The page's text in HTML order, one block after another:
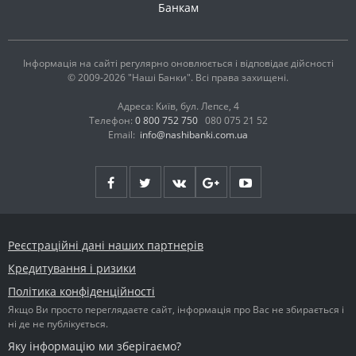
Банкам
Інформація на сайті регулярно оновлюється і відповідає дійсності
© 2009-2026 "Наші Банки". Всі права захищені.
Адреса: Київ, бул. Лепсе, 4
Телефон: 0 800 752 750 080 075 21 52
Email: info@nashibanki.com.ua
Реєстраційні дані наших партнерів
Кредитування і ризики
Політика конфіденційності
Якщо Ви просто переглядаєте сайт, інформація про Вас не збирається і
ні де не публікується.
Яку інформацію ми зберігаємо?